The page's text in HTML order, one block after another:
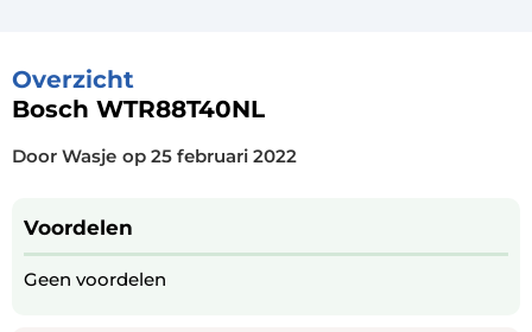
Overzicht
Bosch WTR88T40NL
Door Wasje op 25 februari 2022
Voordelen
Geen voordelen